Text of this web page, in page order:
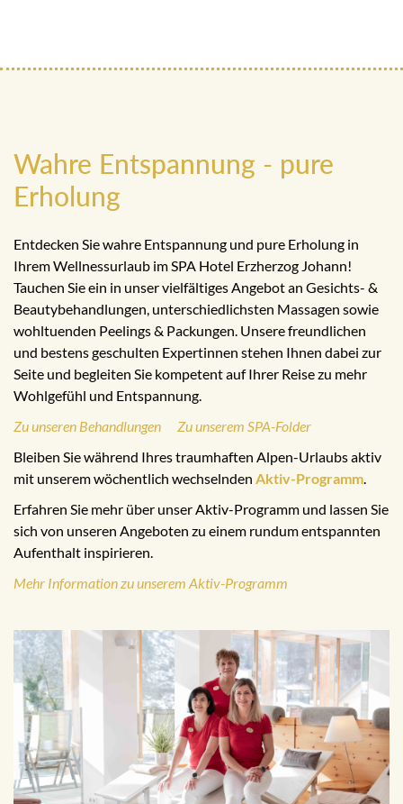
Wahre Entspannung - pure
Erholung
Entdecken Sie wahre Entspannung und pure Erholung in
Ihrem Wellnessurlaub im SPA Hotel Erzherzog Johann!
Tauchen Sie ein in unser vielfältiges Angebot an Gesichts- &
Beautybehandlungen, unterschiedlichsten Massagen sowie
wohltuenden Peelings & Packungen. Unsere freundlichen
und bestens geschulten Expertinnen stehen Ihnen dabei zur
Seite und begleiten Sie kompetent auf Ihrer Reise zu mehr
Wohlgefühl und Entspannung.
Zu unseren Behandlungen Zu unserem SPA-Folder
Bleiben Sie während Ihres traumhaften Alpen-Urlaubs aktiv
mit unserem wöchentlich wechselnden Aktiv-Programm
Erfahren Sie mehr über unser Aktiv-Programm und lassen Sie
sich von unseren Angeboten zu einem rundum entspannten
Aufenthalt inspirieren.
Mehr Information zu unserem Aktiv-Programm